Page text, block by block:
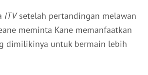
ITVsetelah pertandingan melawan
meminta Kane memanfaatkan
dimilikinya untuk bermain lebih